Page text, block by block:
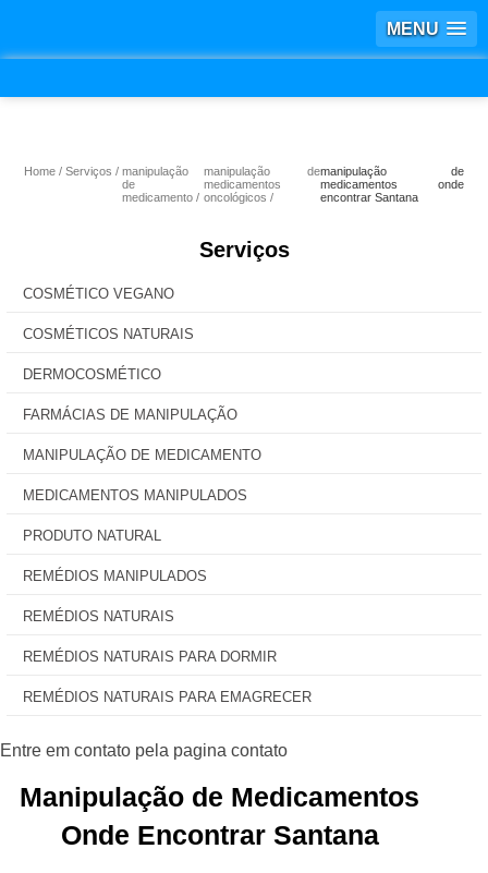
MENU
Home Serviços
manipulação
de
medicamento
manipulação de
medicamentos
oncológicos
manipulação de
medicamentos onde
encontrar Santana
Serviços
COSMÉTICO VEGANO
COSMÉTICOS NATURAIS
DERMOCOSMÉTICO
FARMÁCIAS DE MANIPULAÇÃO
MANIPULAÇÃO DE MEDICAMENTO
MEDICAMENTOS MANIPULADOS
PRODUTO NATURAL
REMÉDIOS MANIPULADOS
REMÉDIOS NATURAIS
REMÉDIOS NATURAIS PARA DORMIR
REMÉDIOS NATURAIS PARA EMAGRECER
Manipulação de Medicamentos
Onde Encontrar Santana